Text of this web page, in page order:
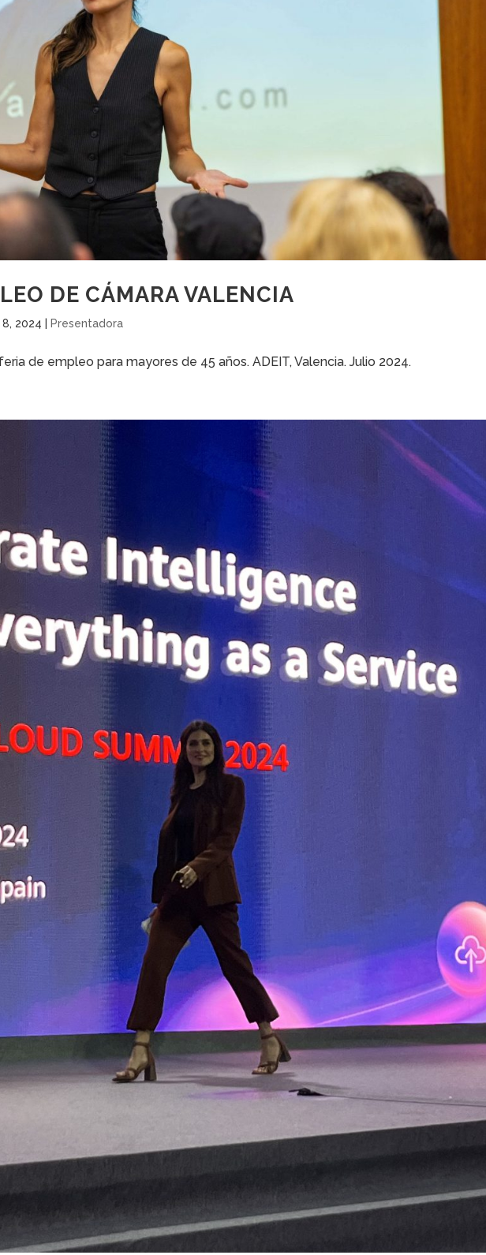
DE CÁMARA VALENCIA
2024 Presentadora
de empleo para mayores de 45 años. ADEIT, Valencia. Julio 2024.